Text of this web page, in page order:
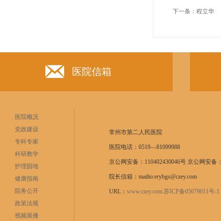
下一条： 程立华
医院信箱
医院概况
党政建设
专科专家
科研教学
护理园地
健康指南
院务公开
政策法规
视频展播
常州市第二人民医院
医院电话：0519—81099988
京公网安备：110402430046号 京公网安备
院长信箱：mailto:erybgs@czey.com
URL： www.czey.com.苏ICP备05079611号-